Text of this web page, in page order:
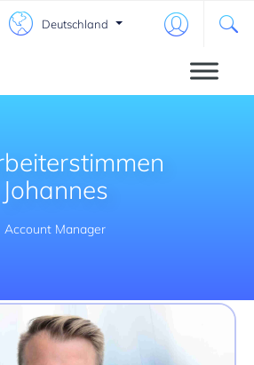
Deutschland
Johannes
Account Manager